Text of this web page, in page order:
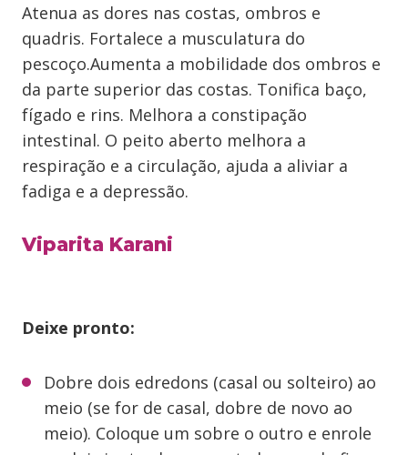
Atenua as dores nas costas, ombros e
quadris. Fortalece a musculatura do
pescoço.Aumenta a mobilidade dos ombros e
da parte superior das costas. Tonifica baço,
fígado e rins. Melhora a constipação
intestinal. O peito aberto melhora a
respiração e a circulação, ajuda a aliviar a
fadiga e a depressão.
Viparita Karani
Deixe pronto:
Dobre dois edredons (casal ou solteiro) ao
meio (se for de casal, dobre de novo ao
meio). Coloque um sobre o outro e enrole